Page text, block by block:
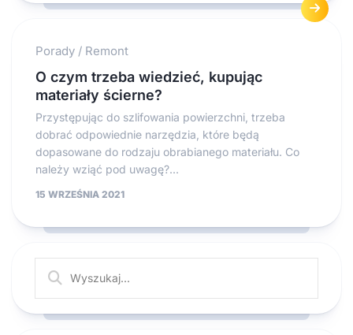
Porady / Remont
O czym trzeba wiedzieć, kupując
materiały ścierne?
Przystępując do szlifowania powierzchni, trzeba
dobrać odpowiednie narzędzia, które będą
dopasowane do rodzaju obrabianego materiału. Co
należy wziąć pod uwagę?...
15 WRZEŚNIA 2021